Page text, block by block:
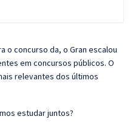
o concurso da, o Gran escalou
em concursos públicos. O
relevantes dos últimos
estudar juntos?